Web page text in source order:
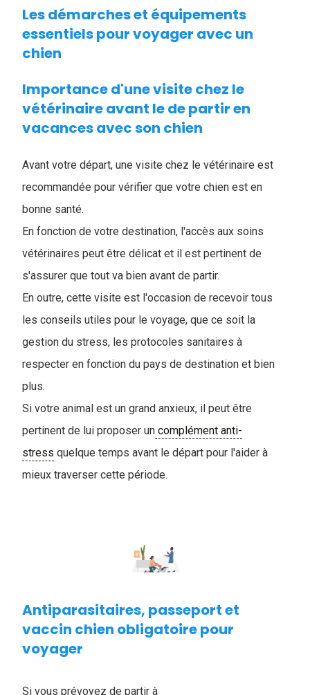
Les démarches et équipements
essentiels pour voyager avec un
chien
Importance d'une visite chez le
vétérinaire avant le de partir en
vacances avec son chien
Avant votre départ, une visite chez le vétérinaire est
recommandée pour vérifier que votre chien est en
bonne santé.
En fonction de votre destination, l'accès aux soins
vétérinaires peut être délicat et il est pertinent de
s'assurer que tout va bien avant de partir.
En outre, cette visite est l'occasion de recevoir tous
les conseils utiles pour le voyage, que ce soit la
gestion du stress, les protocoles sanitaires à
respecter en fonction du pays de destination et bien
plus.
Si votre animal est un grand anxieux, il peut être
pertinent de lui proposer un complément anti-
stress quelque temps avant le départ pour l'aider à
mieux traverser cette période.
Antiparasitaires, passeport et
vaccin chien obligatoire pour
voyager
Si vous prévoyez de partir à